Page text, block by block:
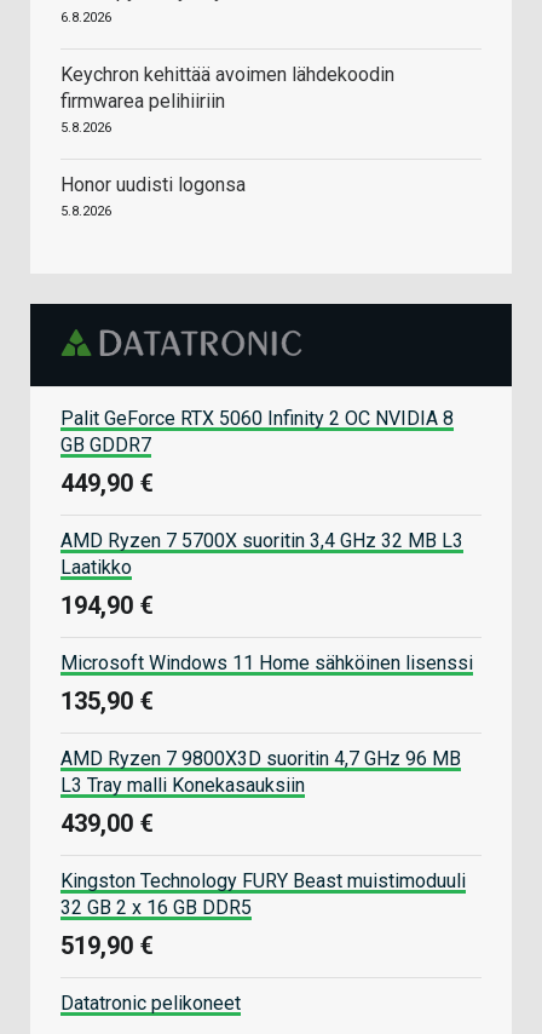
6.8.2026
Keychron kehittää avoimen lähdekoodin
firmwarea pelihiiriin
5.8.2026
Honor uudisti logonsa
5.8.2026
Palit GeForce RTX 5060 Infinity 2 OC NVIDIA 8
GB GDDR7
449,90 €
AMD Ryzen 7 5700X suoritin 3,4 GHz 32 MB L3
Laatikko
194,90 €
Microsoft Windows 11 Home sähköinen lisenssi
135,90 €
AMD Ryzen 7 9800X3D suoritin 4,7 GHz 96 MB
L3 Tray malli Konekasauksiin
439,00 €
Kingston Technology FURY Beast muistimoduuli
32 GB 2 x 16 GB DDR5
519,90 €
Datatronic pelikoneet